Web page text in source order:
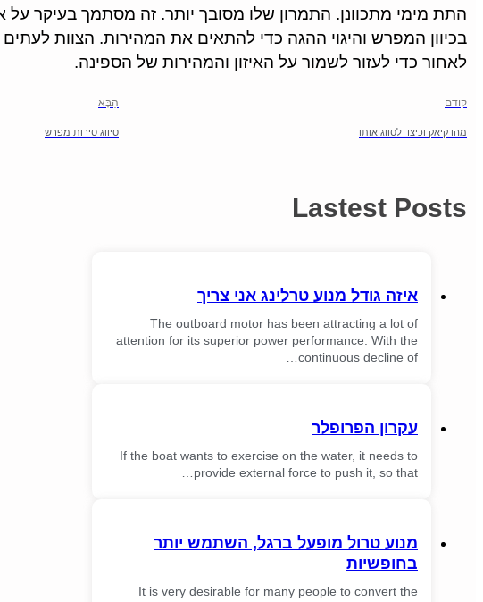
התת מימי מתכוונן. התמרון שלו מסובך יותר. זה מסתמך בעיקר
בכיוון המפרש והיגוי ההגה כדי להתאים את המהירות. הצוות לעתים
לאחור כדי לעזור לשמור על האיזון והמהירות של הספינה.
קודם
מהו קיאק וכיצד לסווג אותו
הַבָּא
סיווג סירות מפרש
Lastest Posts
איזה גודל מנוע טרלינג אני צריך
The outboard motor has been attracting a lot of
attention for its superior power performance. With the
continuous decline of…
עקרון הפרופלר
If the boat wants to exercise on the water, it needs to
provide external force to push it, so that…
מנוע טרול מופעל ברגל, השתמש יותר
בחופשיות
It is very desirable for many people to convert the